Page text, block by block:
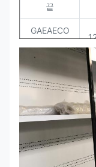
끝
GAEAECO
GAEAECO
187S/M/XL
GAEAECO
250S/M/XL
GAEAECO